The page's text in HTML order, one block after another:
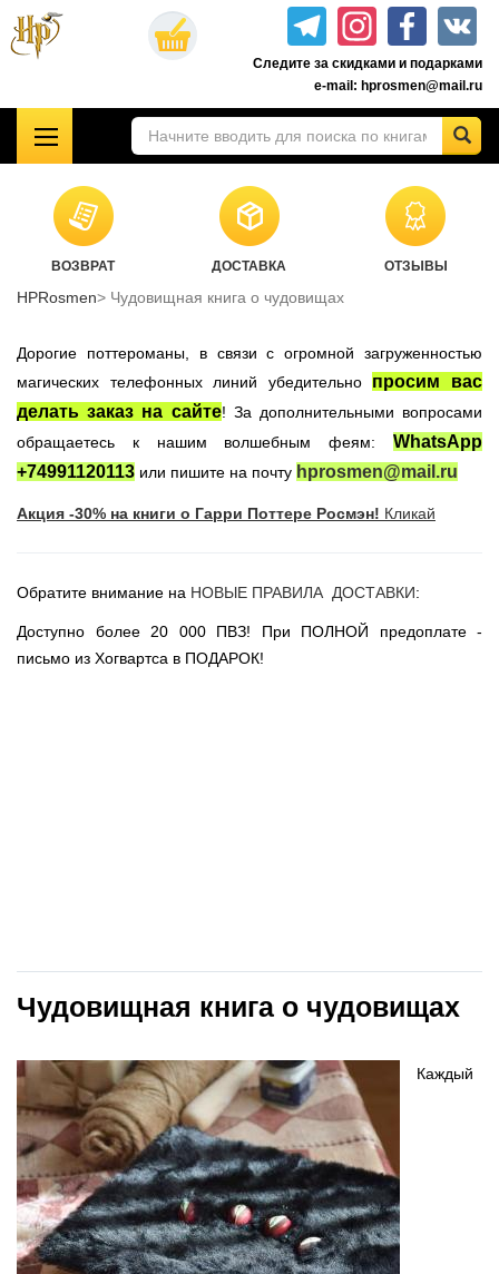
Перейти
Следите за скидками и подарками
e-mail: hprosmen@mail.ru
Комплекты книг о Гарри Поттере
Акционные товары к комплекту 7 книг Росмэн
Учебники Хогвартса
Гарри Поттер на английском
Настольные игры
Атрибутика Гарри Поттер
Одежда Гарри Поттер
Новогодние игрушки
ВОЗВРАТ ДОСТАВКА ОТЗЫВЫ
HPRosmen Чудовищная книга о чудовищах
Дорогие поттероманы, в связи с огромной загруженностью
магических телефонных линий убедительно просим вас
делать заказ на сайте! За дополнительными вопросами
обращаетесь к нашим волшебным феям:
WhatsApp
+74991120113 или пишите на почту hprosmen@mail.ru
Акция -30% на книги о Гарри Поттере Росмэн! Кликай
Обратите внимание на НОВЫЕ ПРАВИЛА ДОСТАВКИ:
Доступно более 20 000 ПВЗ! При ПОЛНОЙ предоплате -
письмо из Хогвартса в ПОДАРОК!
Чудовищная книга о чудовищах
Каждый